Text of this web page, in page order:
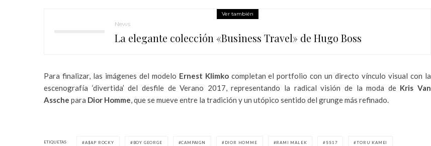
Ver también
News
La elegante colección «Business Travel» de Hugo Boss
Para finalizar, las imágenes del modelo Ernest Klimkocompletan el portfolio con un directo vínculo visual con la
escenografía ‘divertida’ del desfile de Verano 2017, representando la radical visión de la moda de Kris Van
Assche para Dior Homme, que se mueve entre la tradición y un utópico sentido del grunge más refinado.
ETIQUETAS A$AP ROCKY BOY GEORGE CAMPAIGN DIOR HOMME RAMI MALEK SS17 TORU KAMEI